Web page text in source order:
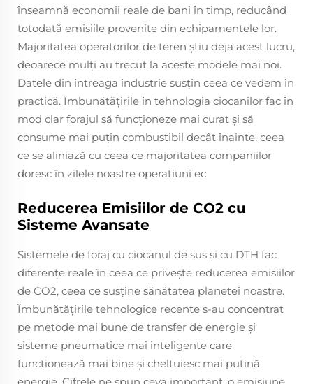
înseamnă economii reale de bani în timp, reducând
totodată emisiile provenite din echipamentele lor.
Majoritatea operatorilor de teren știu deja acest lucru,
deoarece mulți au trecut la aceste modele mai noi.
Datele din întreaga industrie susțin ceea ce vedem în
practică. Îmbunătățirile în tehnologia ciocanilor fac în
mod clar forajul să funcționeze mai curat și să
consume mai puțin combustibil decât înainte, ceea
ce se aliniază cu ceea ce majoritatea companiilor
doresc în zilele noastre operațiuni ec
Reducerea Emisiilor de CO2 cu
Sisteme Avansate
Sistemele de foraj cu ciocanul de sus şi cu DTH fac
diferenţe reale în ceea ce priveşte reducerea emisiilor
de CO2, ceea ce susţine sănătatea planetei noastre.
Îmbunătăţirile tehnologice recente s-au concentrat
pe metode mai bune de transfer de energie şi
sisteme pneumatice mai inteligente care
funcţionează mai bine şi cheltuiesc mai puţină